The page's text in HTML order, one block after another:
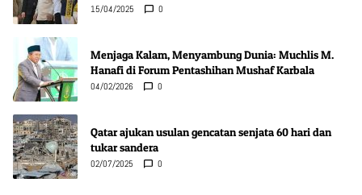
15/04/2025 0
Menjaga Kalam, Menyambung Dunia: Muchlis M.
Hanafi di Forum Pentashihan Mushaf Karbala
04/02/2026 0
Qatar ajukan usulan gencatan senjata 60 hari dan
tukar sandera
02/07/2025 0